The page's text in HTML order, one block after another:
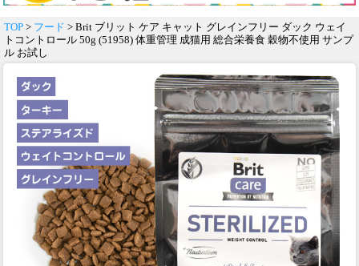
TOP > フード > Brit ブリット ケア キャット グレインフリー ダック ウェイ
トコントロール 50g (51958) 体重管理 成猫用 総合栄養食 穀物不使用 サンプ
ル お試し